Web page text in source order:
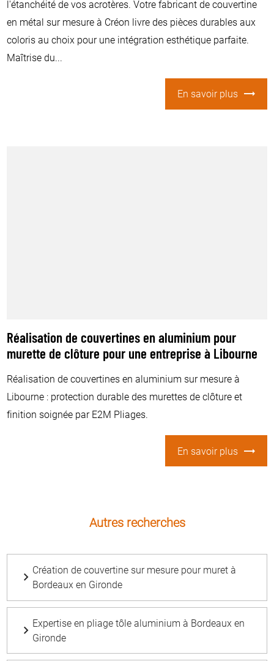
l'étanchéité de vos acrotères. Votre fabricant de couvertine
en métal sur mesure à Créon livre des pièces durables aux
coloris au choix pour une intégration esthétique parfaite.
Maîtrise du...
En savoir plus
Réalisation de couvertines en aluminium pour
murette de clôture pour une entreprise à Libourne
Réalisation de couvertines en aluminium sur mesure à
Libourne : protection durable des murettes de clôture et
finition soignée par E2M Pliages.
En savoir plus
Autres recherches
Création de couvertine sur mesure pour muret à
Bordeaux en Gironde
Expertise en pliage tôle aluminium à Bordeaux en
Gironde